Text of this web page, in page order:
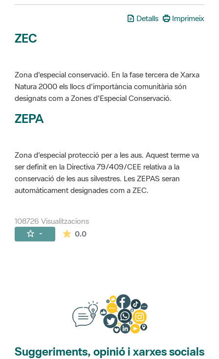
Detalls Imprimeix
ZEC
Zona d'especial conservació. En la fase tercera de Xarxa
Natura 2000 els llocs d'importància comunitària són
designats com a Zones d'Especial Conservació.
ZEPA
Zona d'especial protecció per a les aus. Aquest terme va
ser definit en la Directiva 79/409/CEE relativa a la
conservació de les aus silvestres. Les ZEPAS seran
automàticament designades com a ZEC.
108726 Visualitzacions
- 0.0La mitjana de les valoracions és de 0
Suggeriments, opinió i xarxes socials